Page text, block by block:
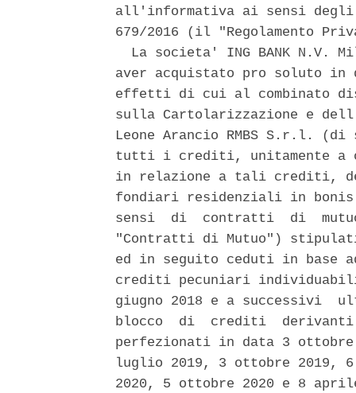
all'informativa ai sensi degli
679/2016 (il "Regolamento
La societa' ING BANK N.V.
aver acquistato pro soluto in
effetti di cui al combinato
sulla Cartolarizzazione e
Leone Arancio RMBS S.r.l.
tutti i crediti, unitamente
in relazione a tali crediti,
fondiari residenziali in
sensi  di  contratti  di
"Contratti di Mutuo")
ed in seguito ceduti in base
crediti pecuniari
giugno 2018 e a successivi
blocco  di  crediti
perfezionati in data 3 ottobre
luglio 2019, 3 ottobre 2019,
2020, 5 ottobre 2020 e 8